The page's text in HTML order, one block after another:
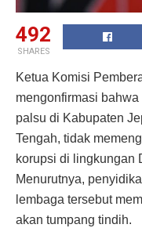
492
SHARES
Ketua Komisi
mengonfirmasi
palsu di Kabupaten
Tengah, tidak
korupsi di lingkungan
Menurutnya,
lembaga tersebut
akan tumpang tindih.